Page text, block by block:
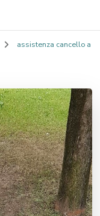
assistenza cancello a